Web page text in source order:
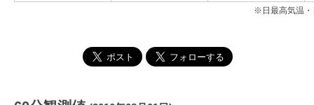
※日最高気温・